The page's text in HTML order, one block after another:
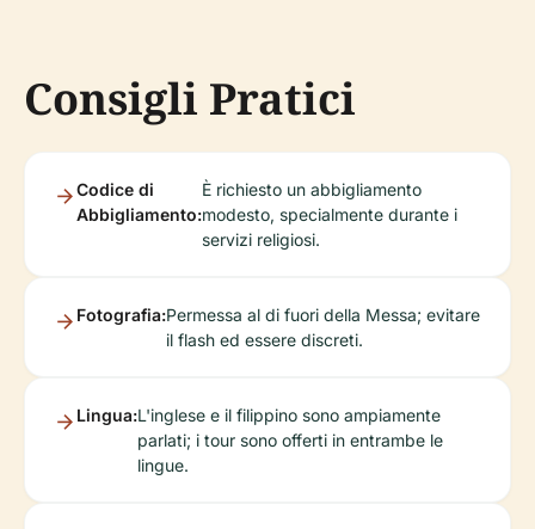
Consigli Pratici
Codice di
Abbigliamento:
È richiesto un abbigliamento
modesto, specialmente durante i
servizi religiosi.
Fotografia:Permessa al di fuori della Messa; evitare
il flash ed essere discreti.
Lingua:L'inglese e il filippino sono ampiamente
parlati; i tour sono offerti in entrambe le
lingue.